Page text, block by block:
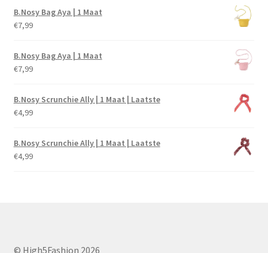
B.Nosy Bag Aya | 1 Maat
€7,99
B.Nosy Bag Aya | 1 Maat
€7,99
B.Nosy Scrunchie Ally | 1 Maat | Laatste
€4,99
B.Nosy Scrunchie Ally | 1 Maat | Laatste
€4,99
© High5Fashion 2026